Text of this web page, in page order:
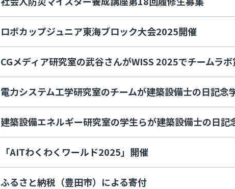
ロボカップジュニア東海ブロック大会2025開催
CGメディア研究室の武谷さんがWISS 2025でチームラ
電力システム工学研究室のチームが建築設備士の日記念
建築設備エネルギー研究室の学生らが建築設備士の日記
「AITわくわくワールド2025」開催
ふるさと納税（豊田市）による寄付